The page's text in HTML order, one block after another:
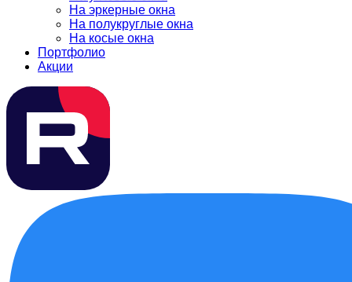
На эркерные окна
На полукруглые окна
На косые окна
Портфолио
Акции